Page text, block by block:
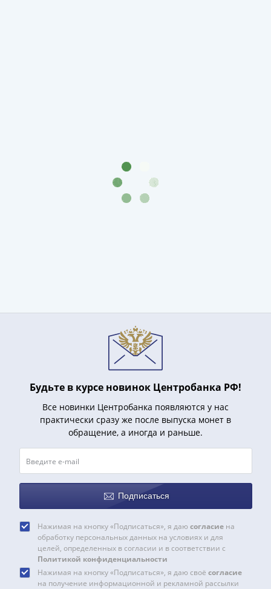
Будьте в курсе новинок Центробанка РФ!
Все новинки Центробанка появляются у нас
практически сразу же после выпуска монет в
обращение, а иногда и раньше.
Подписаться
Нажимая на кнопку «Подписаться», я даю согласиена
обработку персональных данных на условиях и для
целей, определенных в согласии и в соответствии с
Политикой конфиденциальности
Нажимая на кнопку «Подписаться», я даю своё согласие
на получение информационной и рекламной рассылки